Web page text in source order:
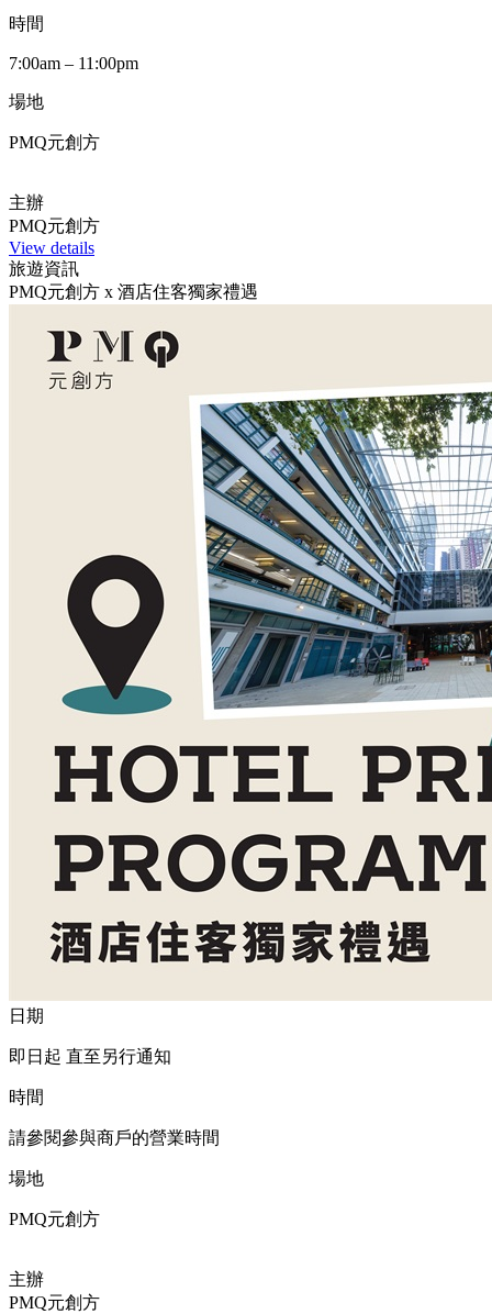
時間
7:00am – 11:00pm
場地
PMQ元創方
主辦
PMQ元創方
View details
旅遊資訊
PMQ元創方 x 酒店住客獨家禮遇
日期
即日起 直至另行通知
時間
請參閱參與商戶的營業時間
場地
PMQ元創方
主辦
PMQ元創方